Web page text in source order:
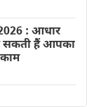
: आधार
सकती हैं आपका